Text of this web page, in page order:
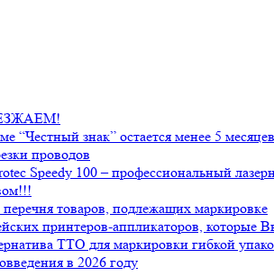
“Честный знак” остается менее 5
проводов
Speedy 100 – профессиональный
товаров, подлежащих маркировке
принтеров-аппликаторов, которые
ТТО для маркировки гибкой
в 2026 году